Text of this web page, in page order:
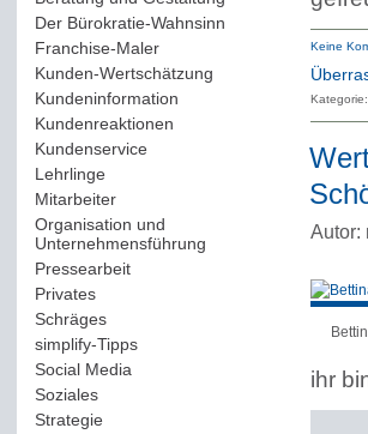
Der Bürokratie-Wahnsinn
Franchise-Maler(42)
Kunden-Wertschätzung
Kundeninformation
Kundenreaktionen
Kundenservice(178)
Lehrlinge(54)
Mitarbeiter(163)
Organisation und
Unternehmensführung
Pressearbeit(12)
Privates(193)
Schräges(161)
simplify-Tipps(123)
Social Media
Soziales(37)
Strategie(220)
Keine
Kategorie:
Autor:
ihr